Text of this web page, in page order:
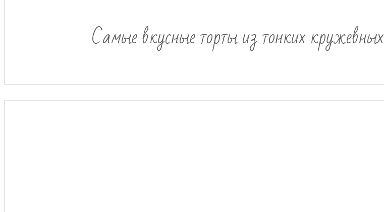
Самые вкусные торты из тонких